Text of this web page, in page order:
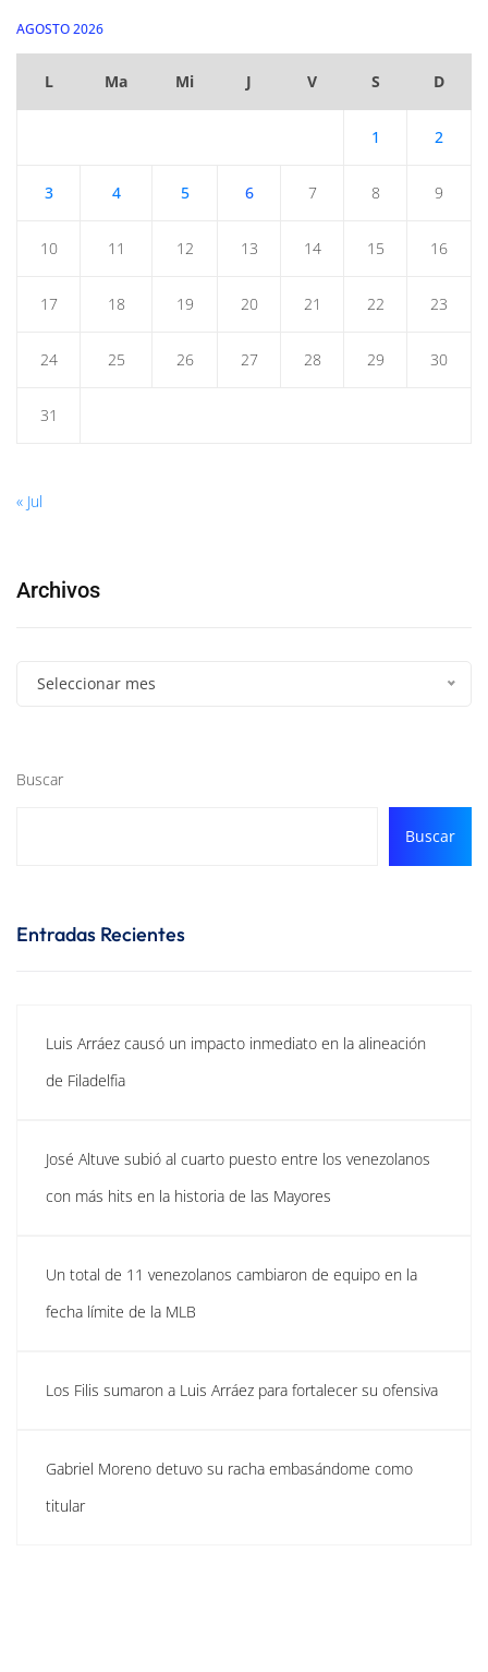
AGOSTO 2026
L Ma Mi J V S D
1 2
3 4 5 6 7 8 9
10 11 12 13 14 15 16
17 18 19 20 21 22 23
24 25 26 27 28 29 30
31
« Jul
Archivos
Seleccionar mes
Buscar
Buscar
Entradas Recientes
Luis Arráez causó un impacto inmediato en la alineación
de Filadelfia
José Altuve subió al cuarto puesto entre los venezolanos
con más hits en la historia de las Mayores
Un total de 11 venezolanos cambiaron de equipo en la
fecha límite de la MLB
Los Filis sumaron a Luis Arráez para fortalecer su ofensiva
Gabriel Moreno detuvo su racha embasándome como
titular